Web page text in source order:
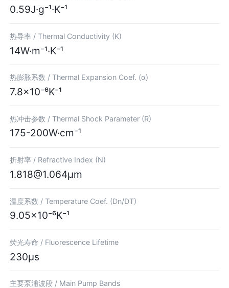
0.59J·g⁻¹·K⁻¹
热导率 /Thermal Conductivity (K)
14W·m⁻¹·K⁻¹
热膨胀系数 /Thermal Expansion Coef. (α)
7.8×10⁻⁶K⁻¹
热冲击参数 /Thermal Shock Parameter (R)
175-200W·cm⁻¹
折射率 / Refractive Index (N)
1.818@1.064μm
温度系数 /Temperature Coef. (Dn/DT)
9.05×10⁻⁶K⁻¹
荧光寿命 / Fluorescence Lifetime
230μs
主要泵浦波段 / Main Pump Bands